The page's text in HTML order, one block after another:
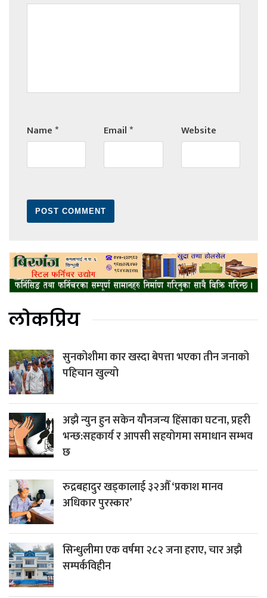
Name* Email* Website
लोकप्रिय
सुनकोशीमा कार खस्दा बेपत्ता भएका तीन जनाको
पहिचान खुल्यो
अझै न्युन हुन सकेन यौनजन्य हिंसाका घटना, प्रहरी
भन्छ:सहकार्य र आपसी सहयोगमा समाधान सम्भव
छ
रुद्रबहादुर खड्कालाई ३२औँ ‘प्रकाश मानव
अधिकार पुरस्कार’
सिन्धुलीमा एक वर्षमा २८२ जना हराए, चार अझै
सम्पर्कविहीन